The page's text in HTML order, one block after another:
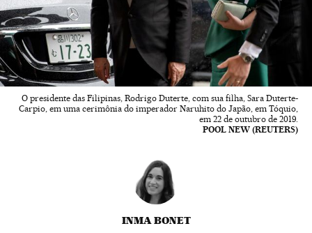
O presidente das Filipinas, Rodrigo Duterte, com sua filha, Sara Duterte-
Carpio, em uma cerimônia do imperador Naruhito do Japão, em Tóquio,
em 22 de outubro de 2019.
POOL NEW (REUTERS)
INMA BONET